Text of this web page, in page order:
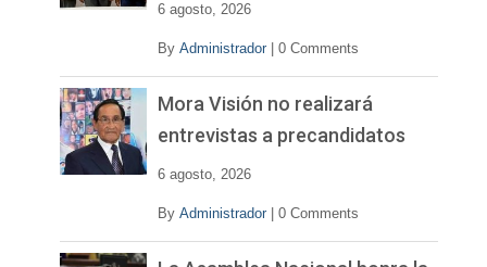
6 agosto, 2026
By Administrador 0 Comments
Mora Visión no realizará
entrevistas a precandidatos
6 agosto, 2026
By Administrador 0 Comments